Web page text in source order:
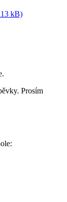
kB)
Prosím